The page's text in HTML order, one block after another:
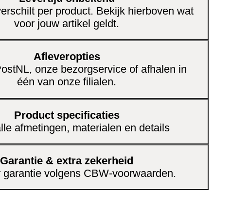
zodat je altijd kunt vari?ren met jouw
bij diverse interieurstijlen
om lang mee te gaan
per product. Bekijk hierboven wat
voor jouw artikel geldt.
Afleveropties
onze bezorgservice of afhalen in
één van onze filialen.
Product specificaties
afmetingen, materialen en details
Garantie & extra zekerheid
garantie volgens CBW-voorwaarden.